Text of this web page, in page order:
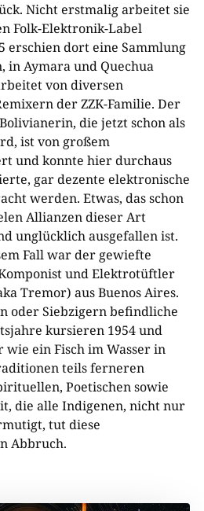
Nicht erstmalig arbeitet sie
Folk-Elektronik-Label
erschien dort eine Sammlung
in Aymara und Quechua
von diversen
der ZZK-Familie. Der
die jetzt schon als
ist von großem
und konnte hier durchaus
gar dezente elektronische
werden. Etwas, das schon
Allianzen dieser Art
unglücklich ausgefallen ist.
Fall war der gewiefte
und Elektrotüftler
Tremor) aus Buenos Aires.
oder Siebzigern befindliche
kursieren 1954 und
ein Fisch im Wasser in
teils ferneren
Poetischen sowie
die alle Indigenen, nicht nur
tut diese
Abbruch.